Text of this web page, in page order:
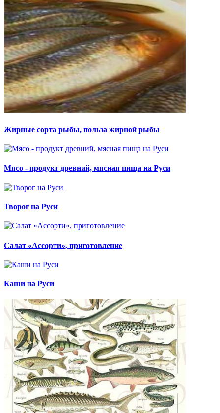
Жирные сорта рыбы, польза жирной рыбы
Мясо - продукт древний, мясная пища на Руси
Творог на Руси
Салат «Ассорти», приготовление
Каши на Руси